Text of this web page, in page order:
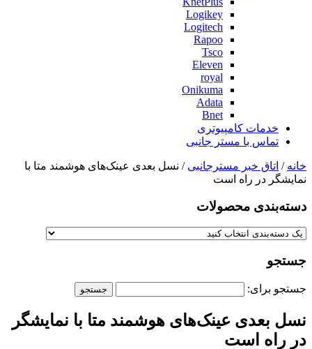
Logikey
Logitech
Rapoo
Tsco
Eleven
royal
Onikuma
Adata
Bnet
خدمات کامپیوتری
تماس با مستر جانبی
خانه / اتاق خبر مسترجانبی / نسل بعدی عینک‌های هوشمند متا با
نمایشگر در راه است
دسته‌بندی‌ محصولات
جستجو
جستجو برای:
نسل بعدی عینک‌های هوشمند متا با نمایشگر
در راه است